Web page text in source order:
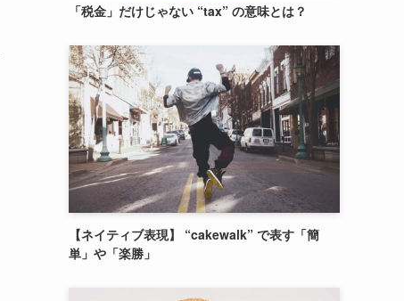
「税金」だけじゃない “tax” の意味とは？
【ネイティブ表現】 “cakewalk” で表す「簡
単」や「楽勝」